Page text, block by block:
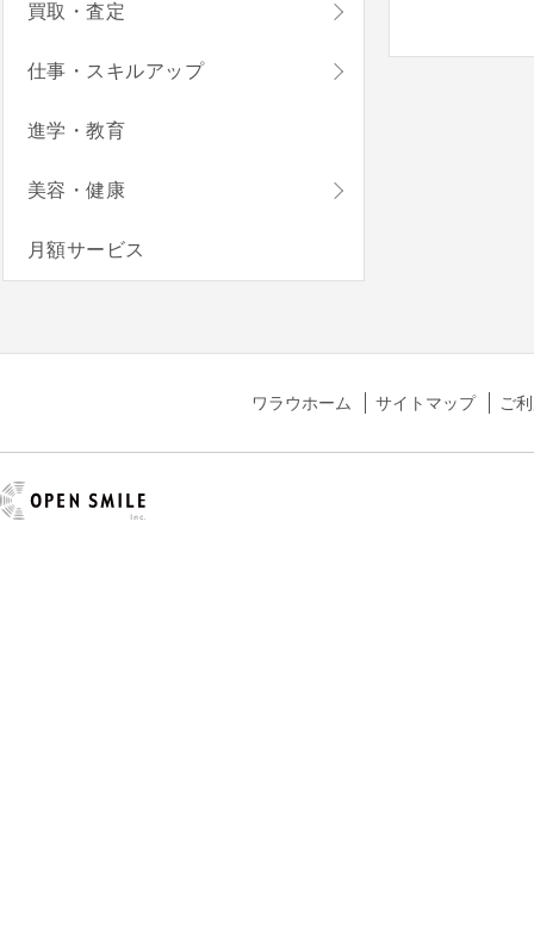
買取・査定
仕事・スキルアップ
進学・教育
美容・健康
月額サービス
ワラウホーム サイトマップ ご